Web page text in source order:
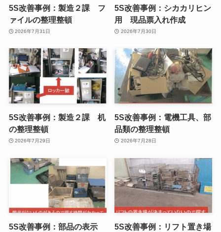
5S改善事例：製造２課 フ
ァイルの整理整頓
2026年7月31日
5S改善事例：シカカリヒン
用 現品票入れ作成
2026年7月30日
5S改善事例：製造２課 机
の整理整頓
2026年7月29日
5S改善事例：電機工具、部
品類の整理整頓
2026年7月28日
5S改善事例：部品の表示
5S改善事例：リフト置き場